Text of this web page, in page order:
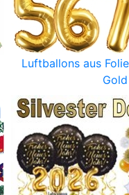
Luftballons aus
Gold